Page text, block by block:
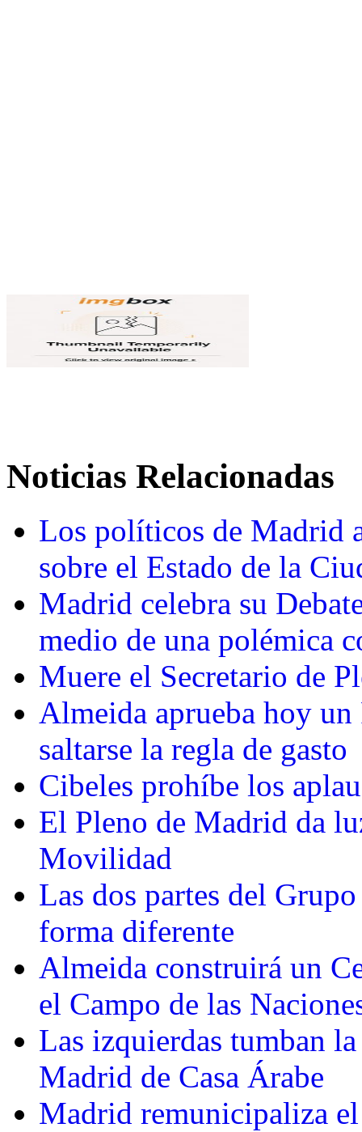
Noticias Relacionadas
Los políticos de Madrid
sobre el Estado de la
Madrid celebra su
medio de una polémica
Muere el Secretario de
Almeida aprueba hoy
saltarse la regla de gasto
Cibeles prohíbe los
El Pleno de Madrid da
Movilidad
Las dos partes del
forma diferente
Almeida construirá un
el Campo de las
Las izquierdas tumban
Madrid de Casa Árabe
Madrid remunicipaliza